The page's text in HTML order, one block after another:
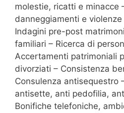
molestie, ricatti e minacce
danneggiamenti e
Indagini pre-post
familiari – Ricerca di
Accertamenti patrimoniali
divorziati – Consistenza
Consulenza antisequestro
antisette, anti pedofilia,
Bonifiche telefoniche,